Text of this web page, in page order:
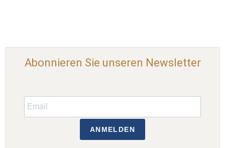
Abonnieren Sie unseren Newsletter
ANMELDEN